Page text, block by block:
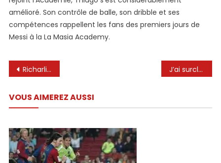
amélioré. Son contrôle de balle, son dribble et ses
compétences rappellent les fans des premiers jours de
Messi à la La Masia Academy.
Navigation
l’article
Richarlison, Virgil Van Dijk, Leo Messi, Ronaldo, Dani Alves 🤯🔥 #shorts #football #Ronaldo J’ai surclassé Lionel Messi – mais j’ai été qualifié de « signature douteuse » par le propriétaire du club après la défaite record
VOUS AIMEREZ AUSSI